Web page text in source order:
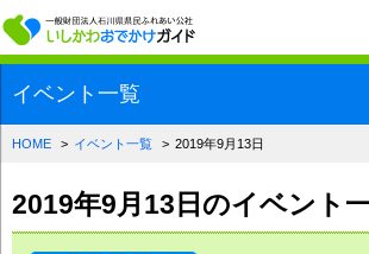
一般財
イベント一覧
HOME イベント一覧 2019年9月13日
2019年9月13日のイベント